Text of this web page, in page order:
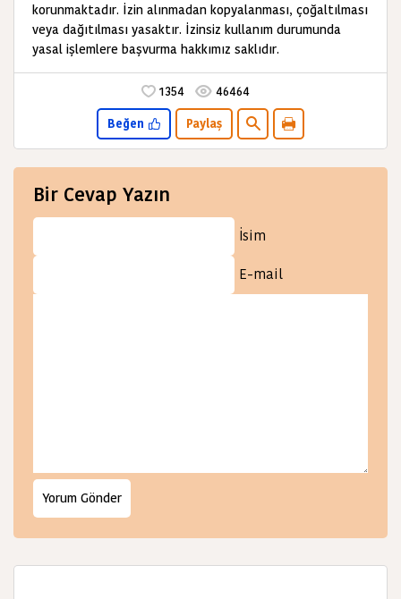
korunmaktadır. İzin alınmadan kopyalanması, çoğaltılması
veya dağıtılması yasaktır. İzinsiz kullanım durumunda
yasal işlemlere başvurma hakkımız saklıdır.
1354 46464
Beğen Paylaş
Bir Cevap Yazın
İsim
E-mail